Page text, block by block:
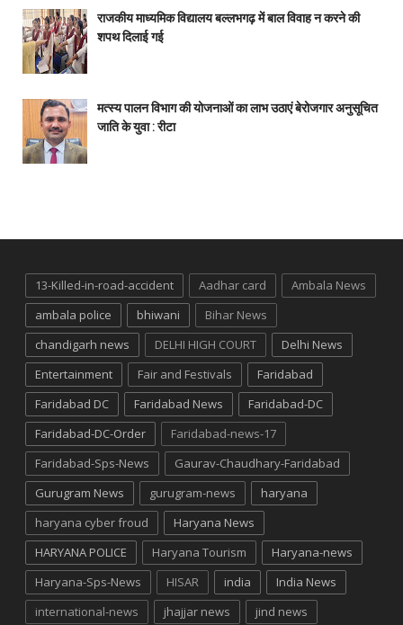
राजकीय माध्यमिक विद्यालय बल्लभगढ़ में बाल विवाह न करने की
शपथ दिलाई गई
मत्स्य पालन विभाग की योजनाओं का लाभ उठाएं बेरोजगार अनुसूचित
जाति के युवा : रीटा
13-Killed-in-road-accident Aadhar card
Ambala News
ambala police
bhiwani
Bihar News
chandigarh news
DELHI HIGH COURT
Delhi News
Entertainment
Fair and Festivals
Faridabad
Faridabad DC
Faridabad News
Faridabad-DC
Faridabad-DC-Order
Faridabad-news-17
Faridabad-Sps-News
Gaurav-Chaudhary-Faridabad
Gurugram News
gurugram-news
haryana
haryana cyber froud
Haryana News
HARYANA POLICE
Haryana Tourism
Haryana-news
Haryana-Sps-News
HISAR india
India News
international-news
jhajjar news jind news